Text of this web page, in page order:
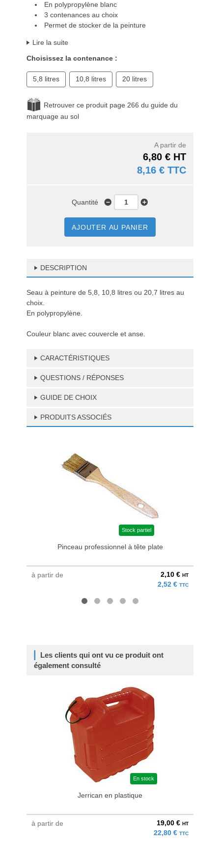
En polypropylène blanc
3 contenances au choix
Permet de stocker de la peinture
Lire la suite
Choisissez la contenance :
5,8 litres 10,8 litres 20 litres
Retrouver ce produit page 266 du guide du
marquage au sol
A partir de
6,80 € HT
8,16 € TTC
Quantité
AJOUTER AU PANIER
DESCRIPTION
Seau à peinture de 5,8, 10,8 litres ou 20,7 litres au
choix.
En polypropylène.
Couleur blanc avec couvercle et anse.
CARACTÉRISTIQUES
QUESTIONS / RÉPONSES
GUIDE DE CHOIX
PRODUITS ASSOCIÉS
Stock partiel
Pinceau professionnel à tête plate
à partir de 2,10 € HT
2,52 € TTC
Les clients qui ont vu ce produit ont
également consulté
En stock
Jerrican en plastique
à partir de 19,00 € HT
22,80 € TTC